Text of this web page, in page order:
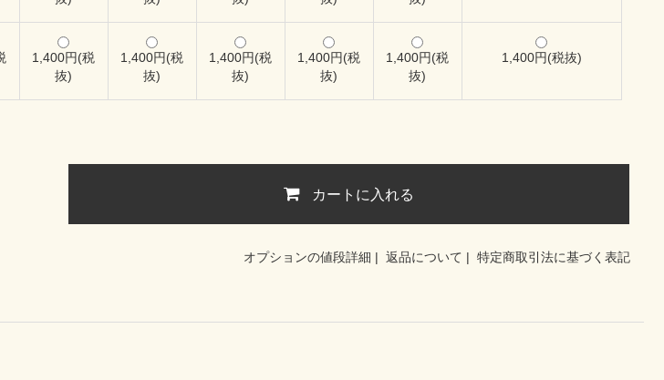
1,400円(税
抜)
1,400円(税
抜)
1,400円(税
抜)
1,400円(税
抜)
1,400円(税
抜)
1,400円(税抜)
カートに入れる
オプションの値段詳細 | 返品について | 特定商取引法に基づく表記